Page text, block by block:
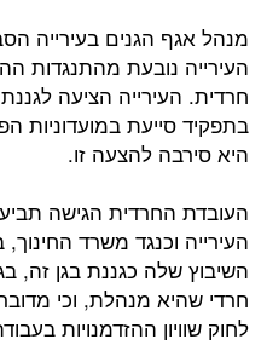
מנהל אגף הגנים בעירייה
העירייה נובעת מהתנגדות
חרדית. העירייה הציעה
בתפקיד סייעת במועדוניות
היא סירבה להצעה זו.
העובדת החרדית הגישה
העירייה וכנגד משרד
השיבוץ שלה כגננת בגן זה,
חרדי שהיא מנהלת, וכי
לחוק שוויון ההזדמנויות